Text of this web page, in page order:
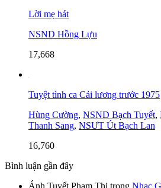
Lời mẹ hát
NSND Hồng Lựu
17,668
Tuyệt tình ca Cải lương trước 1975
Hùng Cường, NSND Bạch Tuyết,
Thanh Sang, NSƯT Út Bạch Lan
16,760
Bình luận gần đây
Ánh Tuyết Phạm Thị trong Nhạc